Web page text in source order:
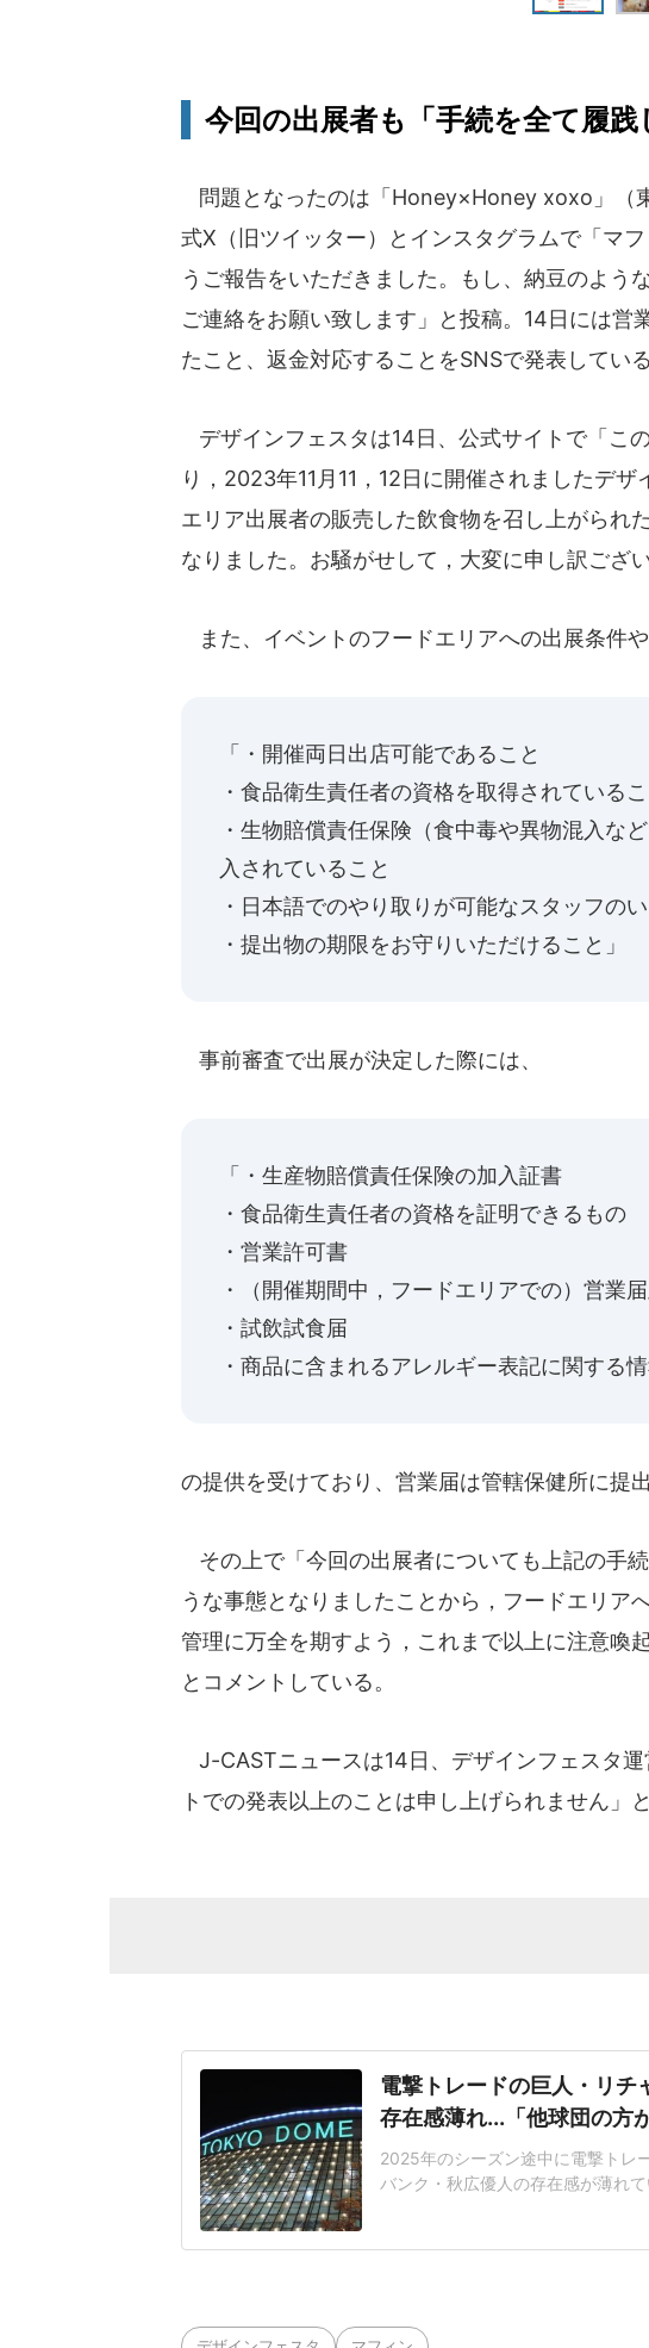
今回の出展者も「手続を全て履践
問題となったのは「Honey×Honey xoxo」（
式X（旧ツイッター）とインスタグラムで「マ
うご報告をいただきました。もし、納豆のよう
ご連絡をお願い致します」と投稿。14日には営
たこと、返金対応することをSNSで発表している
デザインフェスタは14日、公式サイトで「こ
り，2023年11月11，12日に開催されましたデ
エリア出展者の販売した飲食物を召し上がられ
なりました。お騒がせして，大変に申し訳ござ
また、イベントのフードエリアへの出展条件
「・開催両日出店可能であること
・食品衛生責任者の資格を取得されているこ
・生物賠償責任保険（食中毒や異物混入な
入されていること
・日本語でのやり取りが可能なスタッフの
・提出物の期限をお守りいただけること」
事前審査で出展が決定した際には、
「・生産物賠償責任保険の加入証書
・食品衛生責任者の資格を証明できるもの
・営業許可書
・（開催期間中，フードエリアでの）営業
・試飲試食届
・商品に含まれるアレルギー表記に関する情
の提供を受けており、営業届は管轄保健所に提
その上で「今回の出展者についても上記の手
うな事態となりましたことから，フードエリア
管理に万全を期すよう，これまで以上に注意喚
とコメントしている。
J-CASTニュースは14日、デザインフェスタ
トでの発表以上のことは申し上げられません」と
電撃トレードの巨人・リチ
存在感薄れ...「他球団の方
2025年のシーズン途中に電撃トレ
バンク・秋広優人の存在感が薄れ
いリチャードはソフトバンク在籍
いた長打力を評価され、秋広優人